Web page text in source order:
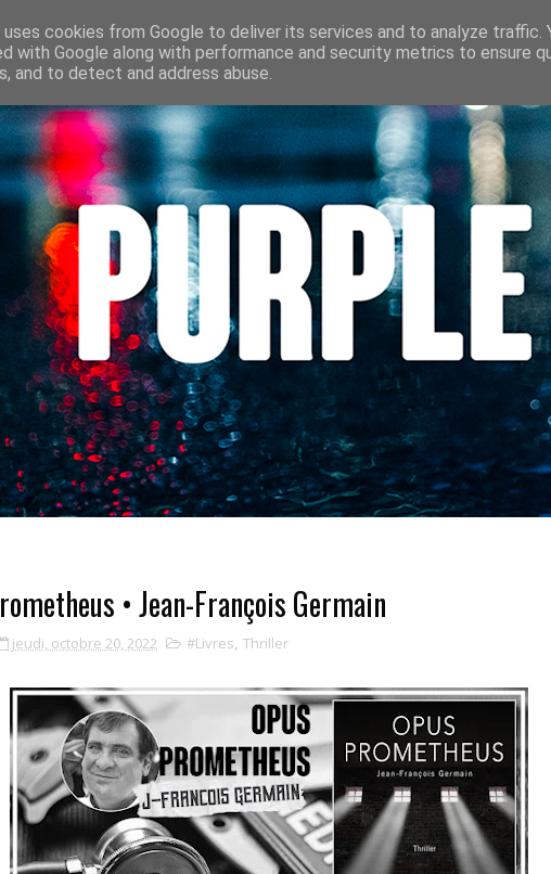
AU FIL DE MES LECTURES CINÉMA LES LOUVES DU POLAR
• Jean-François Germain
jeudi, octobre 20, 2022 #Livres, Thriller
cookies from Google to deliver its services and to analyze traffic.
with Google along with performance and security metrics to ensure
and to detect and address abuse.